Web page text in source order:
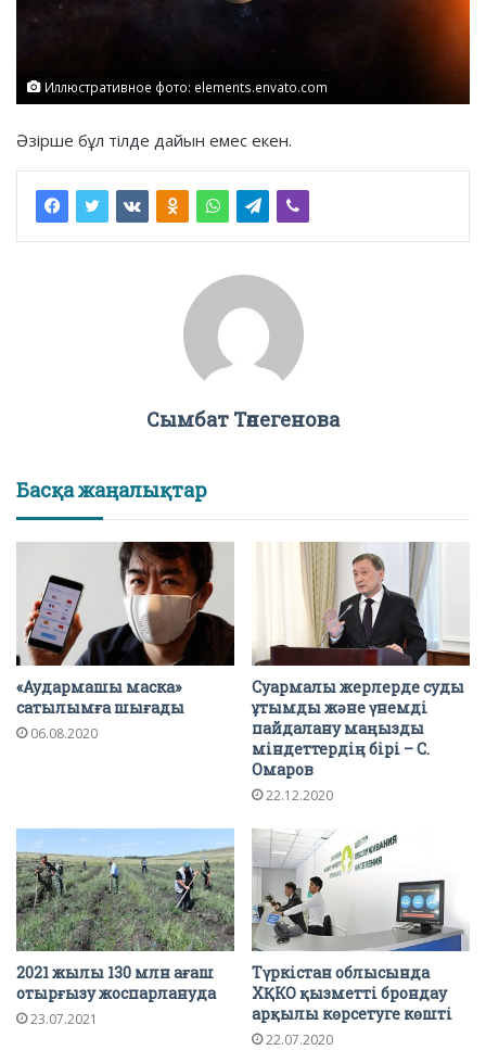
Иллюстративное фото: elements.envato.com
Әзірше бұл тілде дайын емес екен.
Сымбат Төлегенова
Басқа жаңалықтар
«Аудармашы маска»
сатылымға шығады
06.08.2020
Суармалы жерлерде суды
ұтымды және үнемді
пайдалану маңызды
міндеттердің бірі – С.
Омаров
22.12.2020
2021 жылы 130 млн ағаш
отырғызу жоспарлануда
23.07.2021
Түркістан облысында
ХҚКО қызметті брондау
арқылы көрсетуге көшті
22.07.2020